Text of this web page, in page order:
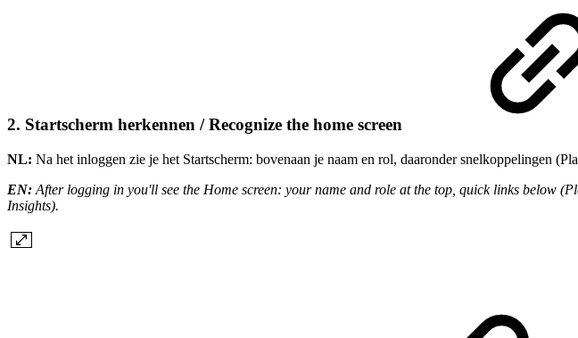
2. Startscherm herkennen / Recognize the home screen
NL: Na het inloggen zie je het Startscherm: bovenaan je naam en rol, daaronder snelkoppelingen
EN: After logging in you'll see the Home screen: your name and role at the top, quick links below
Insights).